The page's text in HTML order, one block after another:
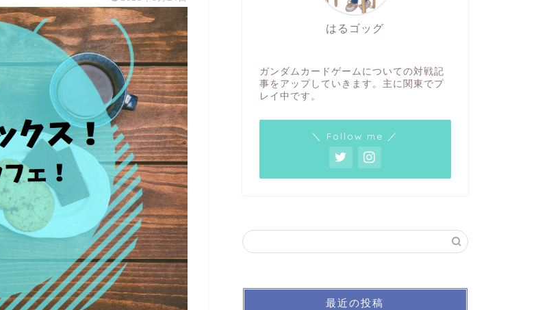
はるゴッグ
ガンダムカードゲームについての対戦記
事をアップしていきます。主に関東でプ
レイ中です。
＼ Follow me ／
最近の投稿